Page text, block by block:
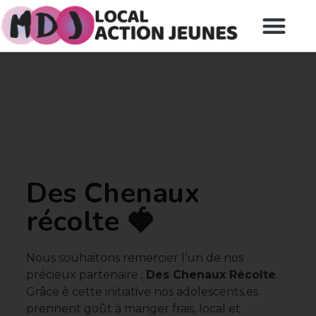
Des Chenaux
récolte 🍓
Nous souhaitons remercier l’un de nos
précieux partenaire ; Des Chenaux Récolte.
Grâce è cette initiative nos adolescents.es
prennent goût à manger frais, local et